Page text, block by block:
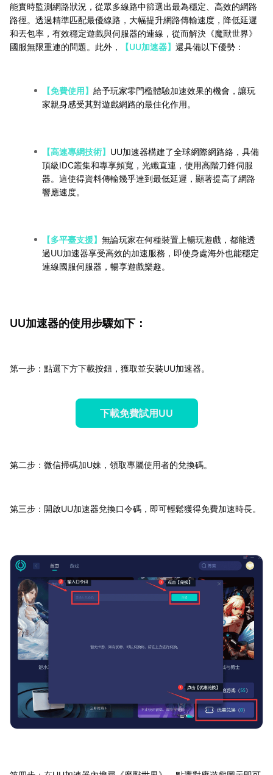
能實時監測網路狀況，從眾多線路中篩選出最為穩定、高效的網路
路徑。透過精準匹配最優線路，大幅提升網路傳輸速度，降低延遲
和丟包率，有效穩定遊戲與伺服器的連線，從而解決《魔獸世界》
國服無限重連的問題。此外，
【UU加速器】 還具備以下優勢：
【免費使用】 給予玩家零門檻體驗加速效果的機會，讓玩
家親身感受其對遊戲網路的最佳化作用。
【高速專網技術】 UU加速器構建了全球網際網路絡，具備
頂級IDC叢集和專享頻寬，光纖直連，使用高階刀鋒伺服
器。這使得資料傳輸幾乎達到最低延遲，顯著提高了網路
響應速度。
【多平臺支援】 無論玩家在何種裝置上暢玩遊戲，都能透
過UU加速器享受高效的加速服務，即使身處海外也能穩定
連線國服伺服器，暢享遊戲樂趣。
UU加速器的使用步驟如下：
第一步：點選下方下載按鈕，獲取並安裝UU加速器。
下載免費試用UU
第二步：微信掃碼加U妹，領取專屬使用者的兌換碼。
第三步：開啟UU加速器兌換口令碼，即可輕鬆獲得免費加速時長。